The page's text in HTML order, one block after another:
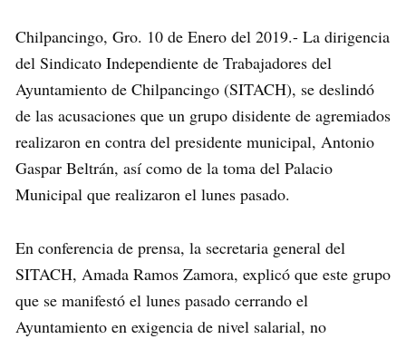
Chilpancingo, Gro. 10 de Enero del 2019.- La dirigencia
del Sindicato Independiente de Trabajadores del
Ayuntamiento de Chilpancingo (SITACH), se deslindó
de las acusaciones que un grupo disidente de agremiados
realizaron en contra del presidente municipal, Antonio
Gaspar Beltrán, así como de la toma del Palacio
Municipal que realizaron el lunes pasado.
En conferencia de prensa, la secretaria general del
SITACH, Amada Ramos Zamora, explicó que este grupo
que se manifestó el lunes pasado cerrando el
Ayuntamiento en exigencia de nivel salarial, no